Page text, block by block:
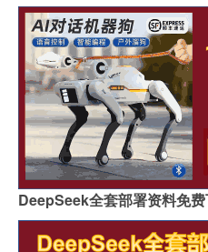
DeepSeek全套部署资料免